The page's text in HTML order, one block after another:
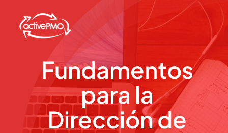
content
Fundamentos
para la
Dirección de